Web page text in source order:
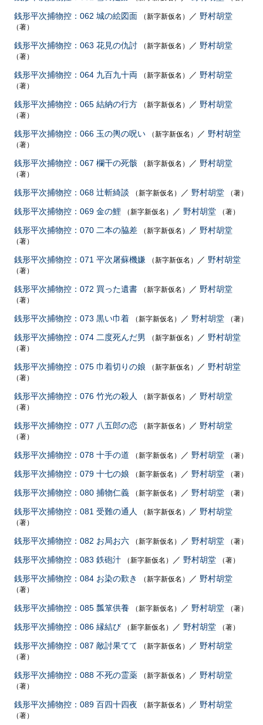
銭形平次捕物控：062 城の絵図面 （新字新仮名） ／ 野村胡堂
（著）
銭形平次捕物控：063 花見の仇討 （新字新仮名） ／ 野村胡堂
（著）
銭形平次捕物控：064 九百九十両 （新字新仮名） ／ 野村胡堂
（著）
銭形平次捕物控：065 結納の行方 （新字新仮名） ／ 野村胡堂
（著）
銭形平次捕物控：066 玉の輿の呪い （新字新仮名） ／ 野村胡堂
（著）
銭形平次捕物控：067 欄干の死骸 （新字新仮名） ／ 野村胡堂
（著）
銭形平次捕物控：068 辻斬綺談 （新字新仮名） ／ 野村胡堂 （著）
銭形平次捕物控：069 金の鯉 （新字新仮名） ／ 野村胡堂 （著）
銭形平次捕物控：070 二本の脇差 （新字新仮名） ／ 野村胡堂
（著）
銭形平次捕物控：071 平次屠蘇機嫌 （新字新仮名） ／ 野村胡堂
（著）
銭形平次捕物控：072 買った遺書 （新字新仮名） ／ 野村胡堂
（著）
銭形平次捕物控：073 黒い巾着 （新字新仮名） ／ 野村胡堂 （著）
銭形平次捕物控：074 二度死んだ男 （新字新仮名） ／ 野村胡堂
（著）
銭形平次捕物控：075 巾着切りの娘 （新字新仮名） ／ 野村胡堂
（著）
銭形平次捕物控：076 竹光の殺人 （新字新仮名） ／ 野村胡堂
（著）
銭形平次捕物控：077 八五郎の恋 （新字新仮名） ／ 野村胡堂
（著）
銭形平次捕物控：078 十手の道 （新字新仮名） ／ 野村胡堂 （著）
銭形平次捕物控：079 十七の娘 （新字新仮名） ／ 野村胡堂 （著）
銭形平次捕物控：080 捕物仁義 （新字新仮名） ／ 野村胡堂 （著）
銭形平次捕物控：081 受難の通人 （新字新仮名） ／ 野村胡堂
（著）
銭形平次捕物控：082 お局お六 （新字新仮名） ／ 野村胡堂 （著）
銭形平次捕物控：083 鉄砲汁 （新字新仮名） ／ 野村胡堂 （著）
銭形平次捕物控：084 お染の歎き （新字新仮名） ／ 野村胡堂
（著）
銭形平次捕物控：085 瓢箪供養 （新字新仮名） ／ 野村胡堂 （著）
銭形平次捕物控：086 縁結び （新字新仮名） ／ 野村胡堂 （著）
銭形平次捕物控：087 敵討果てて （新字新仮名） ／ 野村胡堂
（著）
銭形平次捕物控：088 不死の霊薬 （新字新仮名） ／ 野村胡堂
（著）
銭形平次捕物控：089 百四十四夜 （新字新仮名） ／ 野村胡堂
（著）